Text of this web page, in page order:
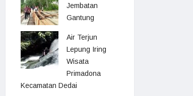
Jembatan
Gantung
Air Terjun
Lepung Iring
Wisata
Primadona
Kecamatan Dedai